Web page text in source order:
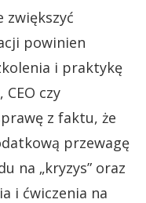
zwiększyć
powinien
i praktykę
czy
z faktu, że
przewagę
na „kryzys” oraz
i ćwiczenia na